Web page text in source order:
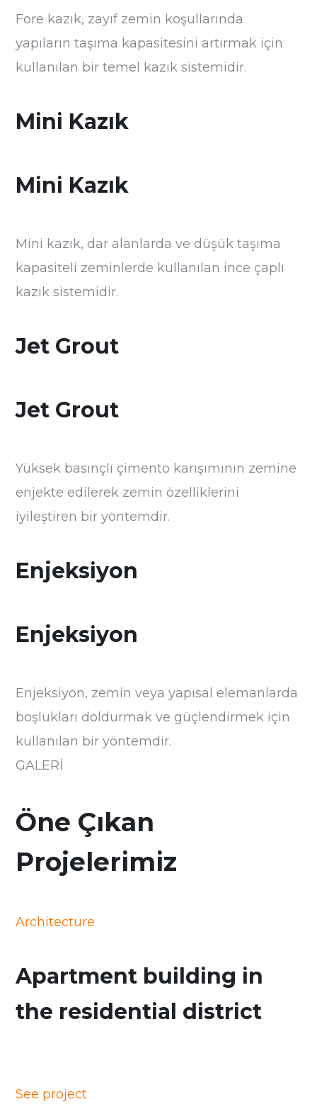
Fore kazık, zayıf zemin koşullarında
yapıların taşıma kapasitesini artırmak için
kullanılan bir temel kazık sistemidir.
Mini Kazık
Mini Kazık
Mini kazık, dar alanlarda ve düşük taşıma
kapasiteli zeminlerde kullanılan ince çaplı
kazık sistemidir.
Jet Grout
Jet Grout
Yüksek basınçlı çimento karışımının zemine
enjekte edilerek zemin özelliklerini
iyileştiren bir yöntemdir.
Enjeksiyon
Enjeksiyon
Enjeksiyon, zemin veya yapısal elemanlarda
boşlukları doldurmak ve güçlendirmek için
kullanılan bir yöntemdir.
GALERİ
Öne Çıkan
Projelerimiz
Architecture
Apartment building in
the residential district
See project